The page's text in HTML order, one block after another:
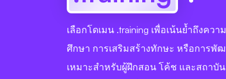
เลือกโดเมน .training เพื่อเน้นย้ำถึงค
ศึกษา การเสริมสร้างทักษะ หรือการพั
เหมาะสำหรับผู้ฝึกสอน โค้ช และสถาบั